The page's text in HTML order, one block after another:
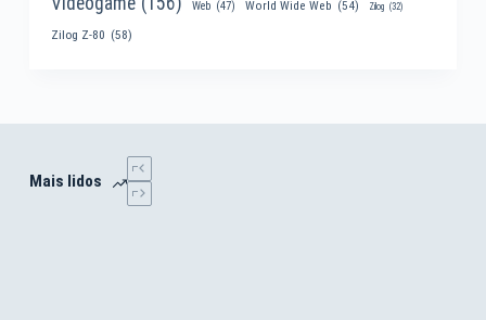
Web (47) World Wide Web (54) Zilog (32)
Zilog Z-80 (58)
Mais lidos